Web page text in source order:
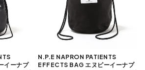
イーナプ
N.P.E NAPRON PATIENTS
EFFECTS BAG エヌピーイーナプ